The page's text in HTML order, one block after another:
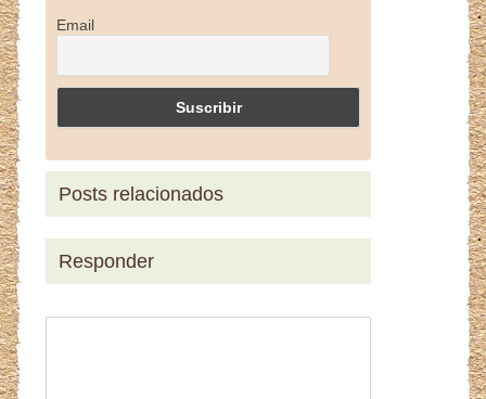
Email
Posts relacionados
Responder